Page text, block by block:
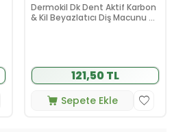
Dermokil Dk Dent Aktif Karbon
& Kil Beyazlatıcı Diş Macunu 75
121,50 TL
Sepete Ekle